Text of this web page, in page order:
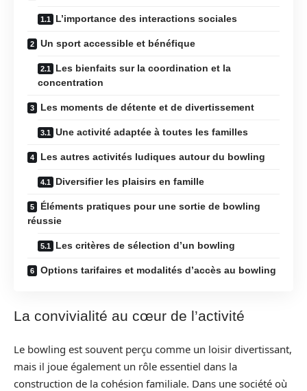
L’importance des interactions sociales
Un sport accessible et bénéfique
Les bienfaits sur la coordination et la
concentration
Les moments de détente et de divertissement
Une activité adaptée à toutes les familles
Les autres activités ludiques autour du bowling
Diversifier les plaisirs en famille
Éléments pratiques pour une sortie de bowling
réussie
Les critères de sélection d’un bowling
Options tarifaires et modalités d’accès au bowling
La convivialité au cœur de l’activité
Le bowling est souvent perçu comme un loisir divertissant,
mais il joue également un rôle essentiel dans la
construction de la cohésion familiale. Dans une société où